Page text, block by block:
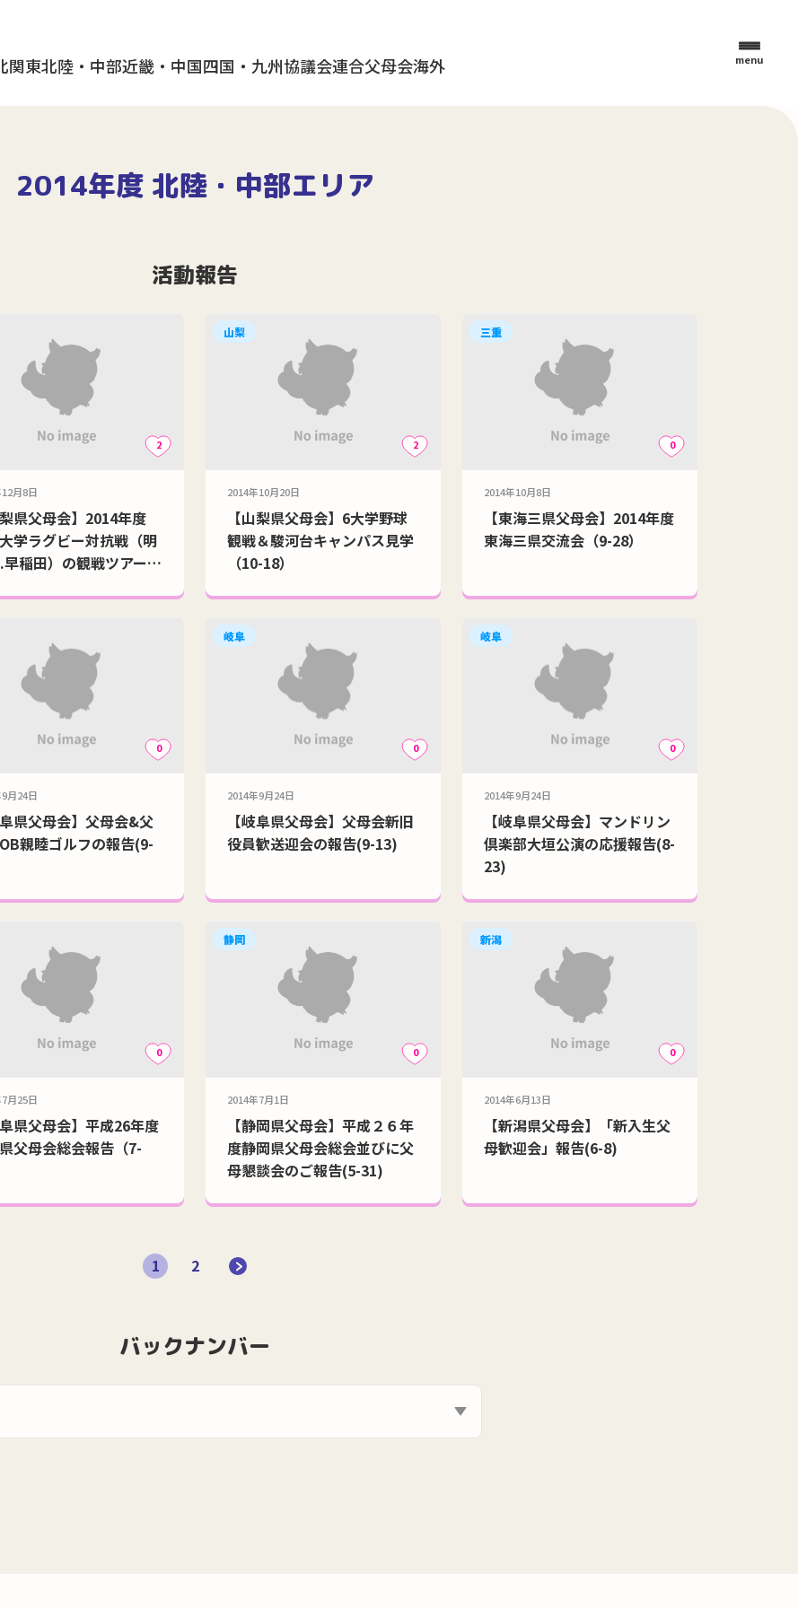
関東北陸・中部近畿・中国四国・九州協議会連合父母会海外 menu
2014年度 北陸・中部エリア
活動報告
2
月8日
梨県父母会】2014年度
学ラグビー対抗戦（明
稲田）の観戦ツアー報
山梨
2
2014年10月20日
【山梨県父母会】6大学野球
観戦＆駿河台キャンパス見学
（10-18）
三重
0
2014年10月8日
【東海三県父母会】2014年度
東海三県交流会（9-28）
0
月24日
阜県父母会】父母会&父
親睦ゴルフの報告(9-
岐阜
0
2014年9月24日
【岐阜県父母会】父母会新旧
役員歓送迎会の報告(9-13)
岐阜
0
2014年9月24日
【岐阜県父母会】マンドリン
倶楽部大垣公演の応援報告(8-
23)
0
月25日
阜県父母会】平成26年度
父母会総会報告（7-
静岡
0
2014年7月1日
【静岡県父母会】平成２６年
度静岡県父母会総会並びに父
母懇談会のご報告(5-31)
新潟
0
2014年6月13日
【新潟県父母会】「新入生父
母歓迎会」報告(6-8)
1 2
バックナンバー